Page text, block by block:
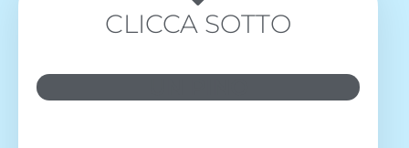
CLICCA SOTTO